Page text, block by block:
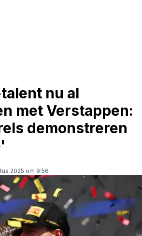
nu al
met Verstappen:
demonstreren
2025 om 9:56